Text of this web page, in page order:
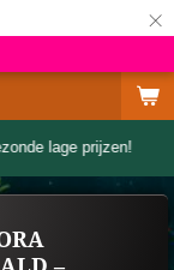
×
lage prijzen!